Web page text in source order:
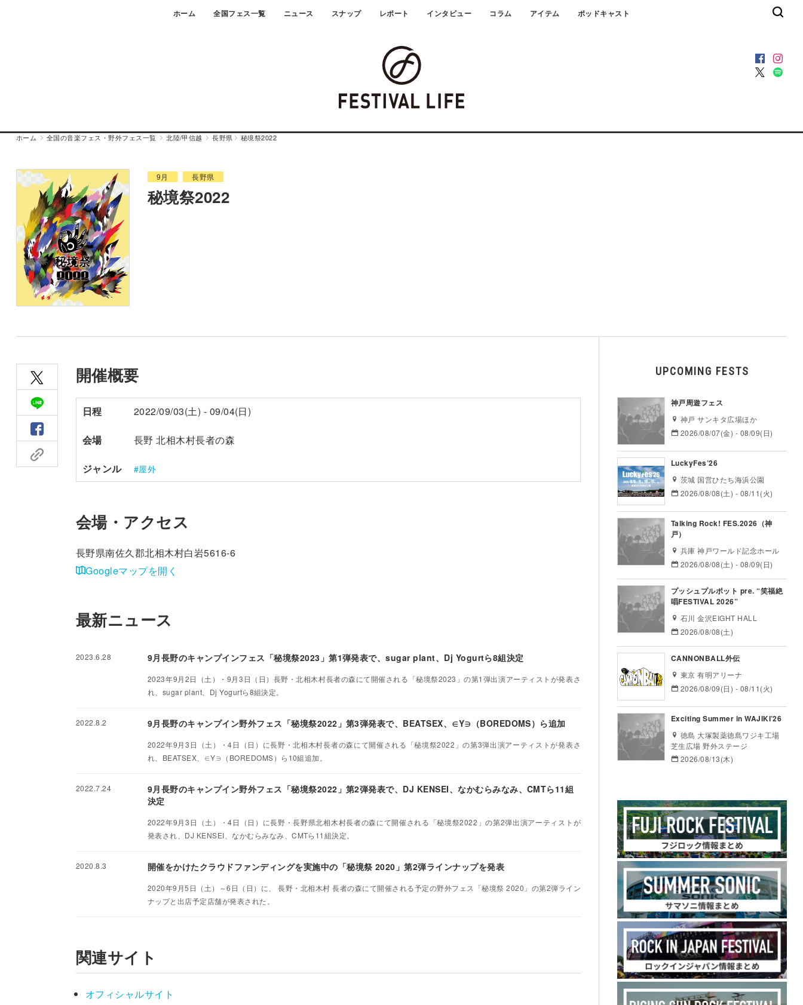
ホーム 全国フェス一覧 ニュース スナップ レポート インタビュー コラム アイテム ポッドキャスト
ホーム 全国の音楽フェス・野外フェス一覧 北陸/甲信越 長野県 秘境祭2022
9月 長野県
秘境祭2022
開催概要
日程 2022/09/03(土) - 09/04(日)
会場 長野 北相木村長者の森
ジャンル 屋外
会場・アクセス
長野県南佐久郡北相木村白岩5616-6
Googleマップを開く
最新ニュース
2023.6.28 9月長野のキャンプインフェス「秘境祭2023」第1弾発表で、sugar plant、Dj Yogurtら8組決定
2023年9月2日（土）・9月3日（日）長野・北相木村長者の森にて開催される「秘境祭2023」の第1弾出演アーティストが発表さ
れ、sugar plant、Dj Yogurtら8組決定。
2022.8.2 9月長野のキャンプイン野外フェス「秘境祭2022」第3弾発表で、BEATSEX、∈Y∋（BOREDOMS）ら追加
2022年9月3日（土）・4日（日）に長野・北相木村長者の森にて開催される「秘境祭2022」の第3弾出演アーティストが発表さ
れ、BEATSEX、∈Y∋（BOREDOMS）ら10組追加。
2022.7.24
9月長野のキャンプイン野外フェス「秘境祭2022」第2弾発表で、DJ KENSEI、なかむらみなみ、CMTら11組
決定
2022年9月3日（土）・4日（日）に長野・長野県北相木村長者の森にて開催される「秘境祭2022」の第2弾出演アーティストが
発表され、DJ KENSEI、なかむらみなみ、CMTら11組決定。
2020.8.3 開催をかけたクラウドファンディングを実施中の「秘境祭 2020」第2弾ラインナップを発表
2020年9月5日（土）～6日（日）に、 長野・北相木村 長者の森にて開催される予定の野外フェス「秘境祭 2020」の第2弾ライン
ナップと出店予定店舗が発表された。
関連サイト
オフィシャルサイト
UPCOMING FESTS
神戸周遊フェス
神戸 サンキタ広場ほか
2026/08/07(金) - 08/09(日)
LuckyFes’26
茨城 国営ひたち海浜公園
2026/08/08(土) - 08/11(火)
Talking Rock! FES.2026（神
戸）
兵庫 神戸ワールド記念ホール
2026/08/08(土) - 08/09(日)
プッシュプルポット pre. “笑福絶
唱FESTIVAL 2026”
石川 金沢EIGHT HALL
2026/08/08(土)
CANNONBALL外伝
東京 有明アリーナ
2026/08/09(日) - 08/11(火)
Exciting Summer in WAJIKI’26
徳島 大塚製薬徳島ワジキ工場
芝生広場 野外ステージ
2026/08/13(木)